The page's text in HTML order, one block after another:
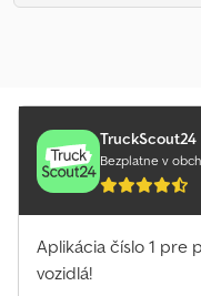
TruckScout24
Bezplatne v
Aplikácia číslo 1 pre
vozidlá!